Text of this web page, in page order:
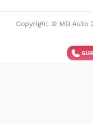
Copyright © MD Auto